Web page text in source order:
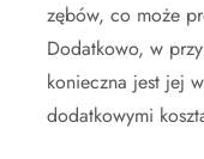
zębów, co może
Dodatkowo, w
konieczna jest jej
dodatkowymi